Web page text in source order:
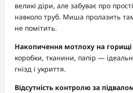
великі діри, але забуває про
навколо труб. Миша пролазить
не помітить.
Накопичення мотлоху на горищі
коробки, тканини, папір —
гнізд і укриття.
Відсутність контролю за